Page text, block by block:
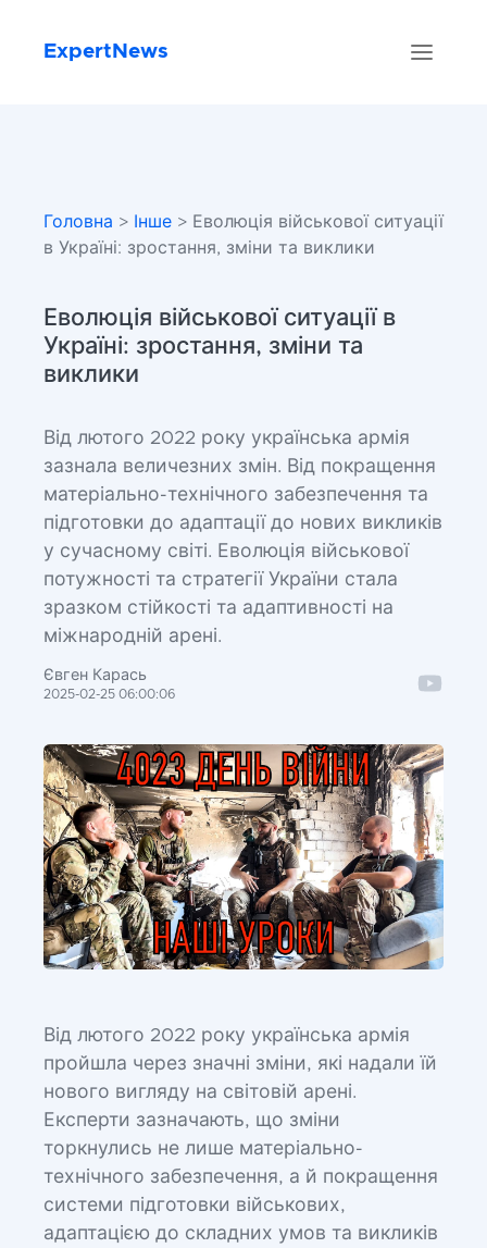
ExpertNews
Головна > Інше > Еволюція військової ситуації
в Україні: зростання, зміни та виклики
Еволюція військової ситуації в
Україні: зростання, зміни та
виклики
Від лютого 2022 року українська армія
зазнала величезних змін. Від покращення
матеріально-технічного забезпечення та
підготовки до адаптації до нових викликів
у сучасному світі. Еволюція військової
потужності та стратегії України стала
зразком стійкості та адаптивності на
міжнародній арені.
Євген Карась
2025-02-25 06:00:06
Від лютого 2022 року українська армія
пройшла через значні зміни, які надали їй
нового вигляду на світовій арені.
Експерти зазначають, що зміни
торкнулись не лише матеріально-
технічного забезпечення, а й покращення
системи підготовки військових,
адаптацією до складних умов та викликів